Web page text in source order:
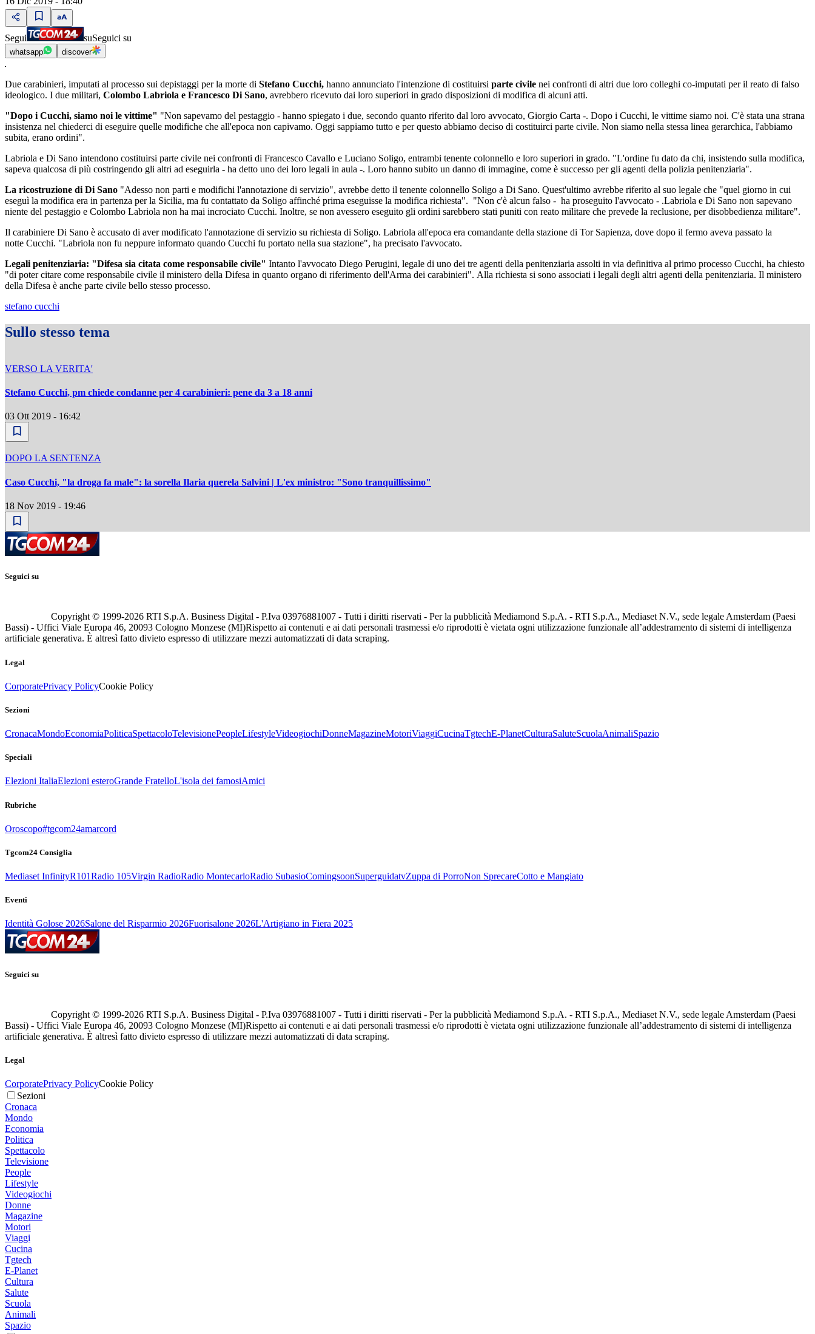
Segui suSeguici su
whatsapp discover
Due carabinieri, imputati al processo sui depistaggi per la morte di Stefano Cucchi, hanno annunciato l'intenzione di costituirsi parte civile nei confronti di altri due loro colleghi co-imputati per il reato di falso
ideologico. I due militari, Colombo Labriola e Francesco Di Sano, avrebbero ricevuto dai loro superiori in grado disposizioni di modifica di alcuni atti.
"Dopo i Cucchi, siamo noi le vittime" "Non sapevamo del pestaggio - hanno spiegato i due, secondo quanto riferito dal loro avvocato, Giorgio Carta -. Dopo i Cucchi, le vittime siamo noi. C'è stata una strana
insistenza nel chiederci di eseguire quelle modifiche che all'epoca non capivamo. Oggi sappiamo tutto e per questo abbiamo deciso di costituirci parte civile. Non siamo nella stessa linea gerarchica, l'abbiamo
subita, erano ordini".
Labriola e Di Sano intendono costituirsi parte civile nei confronti di Francesco Cavallo e Luciano Soligo, entrambi tenente colonnello e loro superiori in grado. "L'ordine fu dato da chi, insistendo sulla modifica,
sapeva qualcosa di più costringendo gli altri ad eseguirla - ha detto uno dei loro legali in aula -. Loro hanno subito un danno di immagine, come è successo per gli agenti della polizia penitenziaria".
La ricostruzione di Di Sano "Adesso non parti e modifichi l'annotazione di servizio", avrebbe detto il tenente colonnello Soligo a Di Sano. Quest'ultimo avrebbe riferito al suo legale che "quel giorno in cui
eseguì la modifica era in partenza per la Sicilia, ma fu contattato da Soligo affinché prima eseguisse la modifica richiesta". "Non c'è alcun falso - ha proseguito l'avvocato - .Labriola e Di Sano non sapevano
niente del pestaggio e Colombo Labriola non ha mai incrociato Cucchi. Inoltre, se non avessero eseguito gli ordini sarebbero stati puniti con reato militare che prevede la reclusione, per disobbedienza militare".
Il carabiniere Di Sano è accusato di aver modificato l'annotazione di servizio su richiesta di Soligo. Labriola all'epoca era comandante della stazione di Tor Sapienza, dove dopo il fermo aveva passato la
notte Cucchi. "Labriola non fu neppure informato quando Cucchi fu portato nella sua stazione", ha precisato l'avvocato.
Legali penitenziaria: "Difesa sia citata come responsabile civile" Intanto l'avvocato Diego Perugini, legale di uno dei tre agenti della penitenziaria assolti in via definitiva al primo processo Cucchi, ha chiesto
"di poter citare come responsabile civile il ministero della Difesa in quanto organo di riferimento dell'Arma dei carabinieri". Alla richiesta si sono associati i legali degli altri agenti della penitenziaria. Il ministero
della Difesa è anche parte civile bello stesso processo.
stefano cucchi
Sullo stesso tema
VERSO LA VERITA'
Stefano Cucchi, pm chiede condanne per 4 carabinieri: pene da 3 a 18 anni
03 Ott 2019 - 16:42
DOPO LA SENTENZA
Caso Cucchi, "la droga fa male": la sorella Ilaria querela Salvini | L'ex ministro: "Sono tranquillissimo"
18 Nov 2019 - 19:46
Seguici su
Copyright © 1999-2026 RTI S.p.A. Business Digital - P.Iva 03976881007 - Tutti i diritti riservati - Per la pubblicità Mediamond S.p.A. - RTI S.p.A., Mediaset N.V., sede legale Amsterdam (Paesi
Bassi) - Uffici Viale Europa 46, 20093 Cologno Monzese (MI)Rispetto ai contenuti e ai dati personali trasmessi e/o riprodotti è vietata ogni utilizzazione funzionale all’addestramento di sistemi di intelligenza
artificiale generativa. È altresì fatto divieto espresso di utilizzare mezzi automatizzati di data scraping.
Legal
CorporatePrivacy PolicyCookie Policy
Sezioni
CronacaMondoEconomiaPoliticaSpettacoloTelevisionePeopleLifestyleVideogiochiDonneMagazineMotoriViaggiCucinaTgtechE-PlanetCulturaSaluteScuolaAnimaliSpazio
Speciali
Elezioni ItaliaElezioni esteroGrande FratelloL'isola dei famosiAmici
Rubriche
Oroscopo#tgcom24amarcord
Tgcom24 Consiglia
Mediaset InfinityR101Radio 105Virgin RadioRadio MontecarloRadio SubasioComingsoonSuperguidatvZuppa di PorroNon SprecareCotto e Mangiato
Eventi
Identità Golose 2026Salone del Risparmio 2026Fuorisalone 2026L'Artigiano in Fiera 2025
Seguici su
Copyright © 1999-2026 RTI S.p.A. Business Digital - P.Iva 03976881007 - Tutti i diritti riservati - Per la pubblicità Mediamond S.p.A. - RTI S.p.A., Mediaset N.V., sede legale Amsterdam (Paesi
Bassi) - Uffici Viale Europa 46, 20093 Cologno Monzese (MI)Rispetto ai contenuti e ai dati personali trasmessi e/o riprodotti è vietata ogni utilizzazione funzionale all’addestramento di sistemi di intelligenza
artificiale generativa. È altresì fatto divieto espresso di utilizzare mezzi automatizzati di data scraping.
Legal
CorporatePrivacy PolicyCookie Policy
Sezioni
Cronaca
Mondo
Economia
Politica
Spettacolo
Televisione
People
Lifestyle
Videogiochi
Donne
Magazine
Motori
Viaggi
Cucina
Tgtech
E-Planet
Cultura
Salute
Scuola
Animali
Spazio